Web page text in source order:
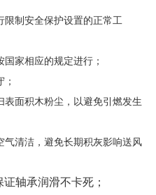
限制安全保护设置的正常工
家相应的规定进行；
面积木粉尘，以避免引燃发生
气清洁，避免长期积灰影响送风
轴承润滑不卡死；